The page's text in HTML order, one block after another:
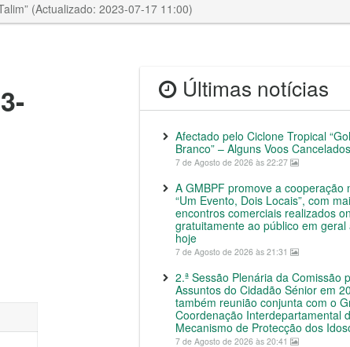
(Actualizado: 2023-07-17 11:00)
Últimas notícias
Afectado pelo Ciclone Tropical
Branco” – Alguns Voos Cancelados
7 de Agosto de 2026 às 22:27
A GMBPF promove a cooperação
“Um Evento, Dois Locais”, com
encontros comerciais realizados
gratuitamente ao público em
hoje
7 de Agosto de 2026 às 21:31
2.ª Sessão Plenária da Comissão
Assuntos do Cidadão Sénior em
também reunião conjunta com o
Coordenação Interdepartamental
Mecanismo de Protecção dos
7 de Agosto de 2026 às 20:41